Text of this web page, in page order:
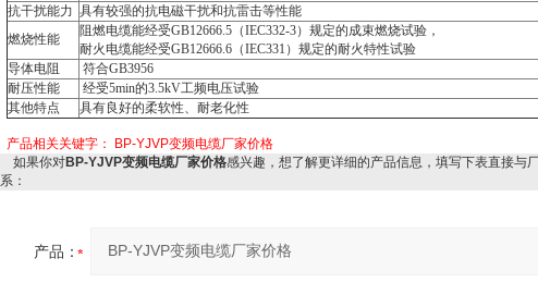
抗干扰能力 具有较强的抗电磁干扰和抗雷击等性能
燃烧性能
阻燃电缆能经受GB12666.5（IEC332-3）规定的成束燃烧试验，
耐火电缆能经受GB12666.6（IEC331）规定的耐火特性试验
导体电阻
符合GB3956
耐压性能
经受5min的3.5kV工频电压试验
其他特点
具有良好的柔软性、耐老化性
产品相关关键字：
BP-YJVP变频电缆厂家价格
如果你对BP-YJVP变频电缆厂家价格感兴趣，想了解更详细的产品信息，填写下表直接与
系：
产品：